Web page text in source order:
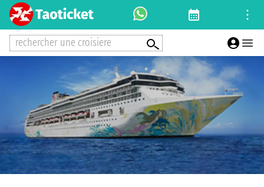
rechercher une croisiere